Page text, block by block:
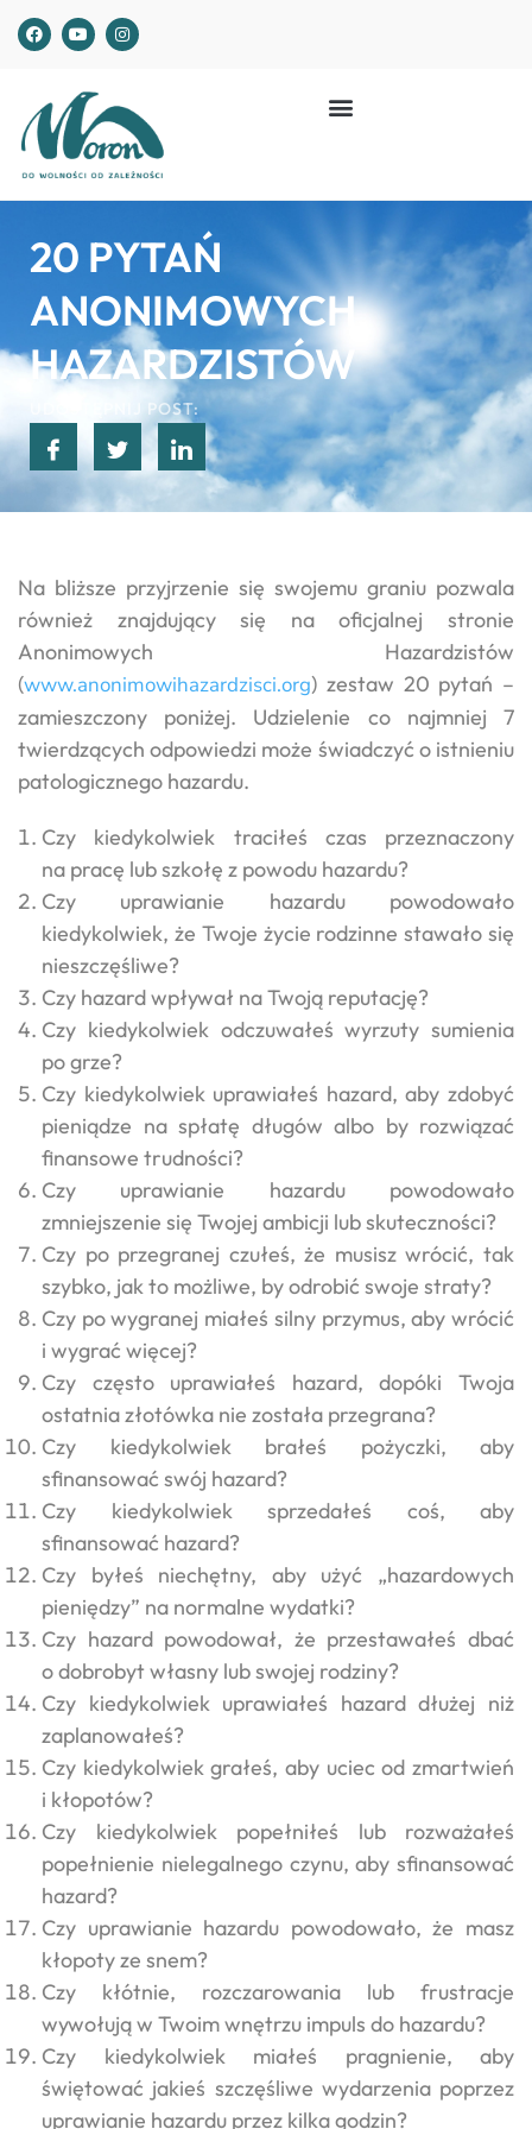
20 PYTAŃ
ANONIMOWYCH
HAZARDZISTÓW
UDOSTĘPNIJ POST:
Na bliższe przyjrzenie się swojemu graniu pozwala
również znajdujący się na oficjalnej stronie
Anonimowych Hazardzistów
(www.anonimowihazardzisci.org) zestaw 20 pytań –
zamieszczony poniżej. Udzielenie co najmniej 7
twierdzących odpowiedzi może świadczyć o istnieniu
patologicznego hazardu.
Czy kiedykolwiek traciłeś czas przeznaczony
na pracę lub szkołę z powodu hazardu?
Czy uprawianie hazardu powodowało
kiedykolwiek, że Twoje życie rodzinne stawało się
nieszczęśliwe?
Czy hazard wpływał na Twoją reputację?
Czy kiedykolwiek odczuwałeś wyrzuty sumienia
po grze?
Czy kiedykolwiek uprawiałeś hazard, aby zdobyć
pieniądze na spłatę długów albo by rozwiązać
finansowe trudności?
Czy uprawianie hazardu powodowało
zmniejszenie się Twojej ambicji lub skuteczności?
Czy po przegranej czułeś, że musisz wrócić, tak
szybko, jak to możliwe, by odrobić swoje straty?
Czy po wygranej miałeś silny przymus, aby wrócić
i wygrać więcej?
Czy często uprawiałeś hazard, dopóki Twoja
ostatnia złotówka nie została przegrana?
Czy kiedykolwiek brałeś pożyczki, aby
sfinansować swój hazard?
Czy kiedykolwiek sprzedałeś coś, aby
sfinansować hazard?
Czy byłeś niechętny, aby użyć „hazardowych
pieniędzy” na normalne wydatki?
Czy hazard powodował, że przestawałeś dbać
o dobrobyt własny lub swojej rodziny?
Czy kiedykolwiek uprawiałeś hazard dłużej niż
zaplanowałeś?
Czy kiedykolwiek grałeś, aby uciec od zmartwień
i kłopotów?
Czy kiedykolwiek popełniłeś lub rozważałeś
popełnienie nielegalnego czynu, aby sfinansować
hazard?
Czy uprawianie hazardu powodowało, że masz
kłopoty ze snem?
Czy kłótnie, rozczarowania lub frustracje
wywołują w Twoim wnętrzu impuls do hazardu?
Czy kiedykolwiek miałeś pragnienie, aby
świętować jakieś szczęśliwe wydarzenia poprzez
uprawianie hazardu przez kilka godzin?